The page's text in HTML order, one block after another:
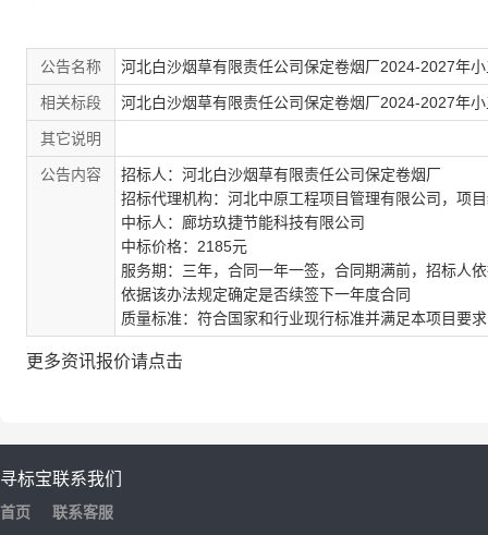
公告名称 河北白沙烟草有限责任公司保定卷烟厂2024-2027年
相关标段 河北白沙烟草有限责任公司保定卷烟厂2024-2027年
其它说明
公告内容 招标人 ：河北白沙烟草有限责任公司保定卷烟厂
招标代理机构：河北中原工程项目管理有限公司， 项
中标人 ：廊坊玖捷节能科技有限公司
中标价格：2185元
服务期 ：三年，合同一年一签，合同期满前，招标人
依据该办法规定确定是否续签下一年度合同
质量标准：符合国家和行业现行标准并满足本项目要求
更多资讯报价请点击
寻标宝
首页
联系我们
联系客服